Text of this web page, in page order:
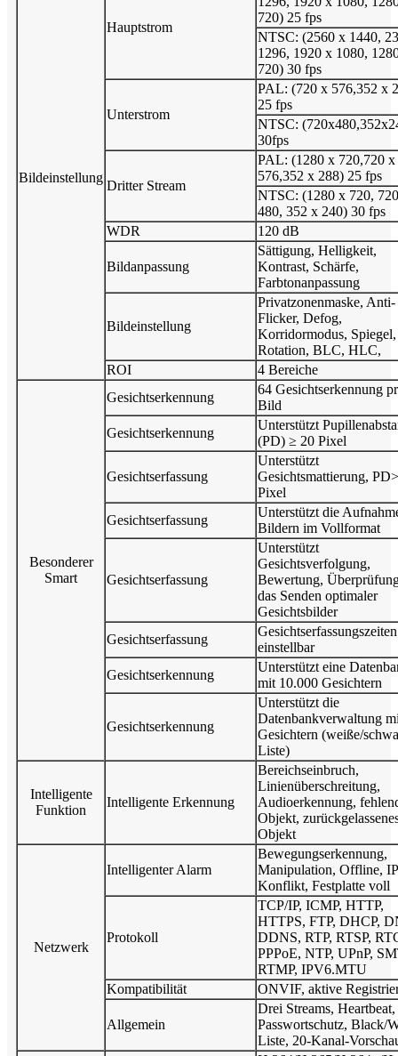
Bildeinstellung
Hauptstrom
720) 25 fps
NTSC: (2560 x 1440,
1296, 1920 x 1080,
720) 30 fps
Unterstrom
PAL: (720 x 576,352 x
25 fps
NTSC:
30fps
Dritter Stream
PAL: (1280 x 720,720 x
576,352 x 288) 25 fps
NTSC: (1280 x 720,
480, 352 x 240) 30 fps
WDR
120 dB
Bildanpassung
Sättigung, Helligkeit,
Kontrast, Schärfe,
Farbtonanpassung
Bildeinstellung
Privatzonenmaske, Anti-
Flicker, Defog,
Korridormodus, Spiegel,
Rotation, BLC, HLC,
ROI
4 Bereiche
Besonderer
Smart
Gesichtserkennung
64 Gesichtserkennung
Bild
Gesichtserkennung
Unterstützt
(PD) ≥ 20 Pixel
Gesichtserfassung
Unterstützt
Gesichtsmattierung,
Pixel
Gesichtserfassung
Unterstützt die
Bildern im Vollformat
Gesichtserfassung
Unterstützt
Gesichtsverfolgung,
Bewertung,
das Senden optimaler
Gesichtsbilder
Gesichtserfassung
Gesichtserfassungszeiten
einstellbar
Gesichtserkennung
Unterstützt eine
mit 10.000 Gesichtern
Gesichtserkennung
Unterstützt die
Datenbankverwaltung
Gesichtern (weiße/
Liste)
Intelligente
Funktion
Intelligente Erkennung
Bereichseinbruch,
Linienüberschreitung,
Audioerkennung,
Objekt,
Objekt
Netzwerk
Intelligenter Alarm
Bewegungserkennung,
Manipulation, Offline,
Konflikt, Festplatte voll
Protokoll
TCP/IP, ICMP, HTTP,
HTTPS, FTP, DHCP,
DDNS, RTP, RTSP,
PPPoE, NTP, UPnP,
RTMP, IPV6.MTU
Kompatibilität
ONVIF, aktive
Allgemein
Drei Streams, Heartbeat,
Passwortschutz, Black/
Liste, 20-Kanal-